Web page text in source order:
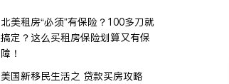
北美租房“必须”有保险？100多刀就
搞定？这么买租房保险划算又有保
障！
美国新移民生活之 贷款买房攻略